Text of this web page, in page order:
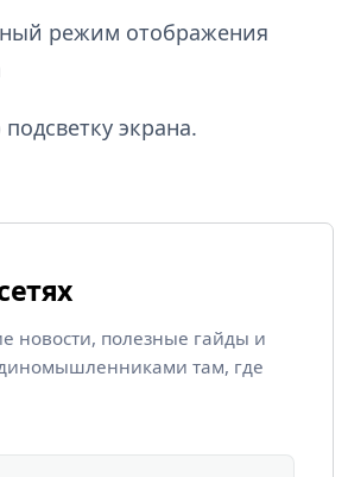
режим отображения
экрана.
новости, полезные гайды и
там, где